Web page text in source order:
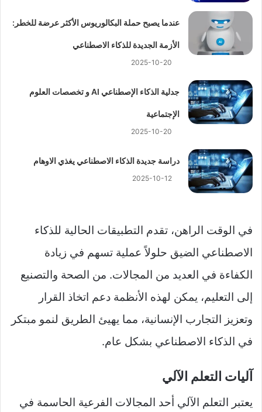
عندما يصبح حملة البكالوريوس الأكثر عرضة للخطر:
الأزمة الجديدة للذكاء الاصطناعي
2025-10-20
جدلية الذكاء الإصطناعي AI و تخصصات العلوم
الإجتماعية
2025-10-20
دراسة جديدة الذكاء الاصطناعي يغذي الاوهام
2025-10-12
في الوقت الراهن، تقدم التطبيقات الحالية للذكاء
الاصطناعي الضيق حلولاً عملية تسهم في زيادة
الكفاءة في العديد من المجالات. من الصحة والتصنيع
إلى التعليم، يمكن لهذه الأنظمة دعم اتخاذ القرار
وتعزيز التجارب الإنسانية، مما يهيئ الطريق لنمو مبتكر
في الذكاء الاصطناعي بشكل عام.
آليات التعلم الآلي
يعتبر التعلم الآلي أحد المجالات الفرعية الحاسمة في